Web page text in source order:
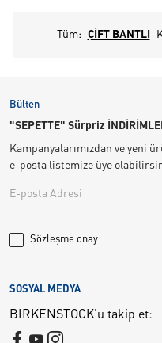
Tüm: ÇİFT BANTLI
Bülten
"SEPETTE" Sürpriz
Kampanyalarımızdan ve yeni
e-posta listemize üye
Sözleşme onay
SOSYAL MEDYA
BIRKENSTOCK'u takip et: